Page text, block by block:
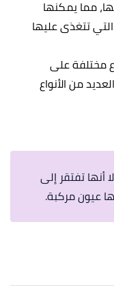
مما يمكنها
تتغذى عليها
مختلفة على
من الأنواع
أنها تفتقر إلى
عيون مركبة.